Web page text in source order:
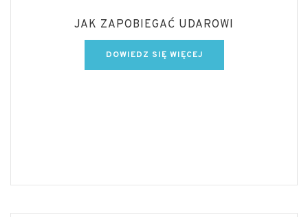
JAK ZAPOBIEGAĆ UDAROWI
DOWIEDZ SIĘ WIĘCEJ